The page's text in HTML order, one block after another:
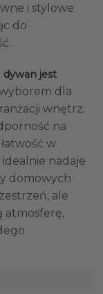
i stylowe
do
dywan jest
dla
wnętrz.
na
w
nadaje
domowych
ale
atmosferę,